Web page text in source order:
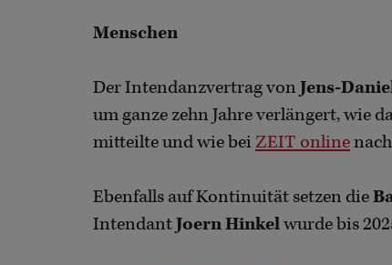
Menschen
Der Intendanzvertrag von Jens-
um ganze zehn Jahre verlängert, wie
mitteilte und wie bei ZEIT online
Ebenfalls auf Kontinuität setzen die
IntendantJoern Hinkelwurde bis